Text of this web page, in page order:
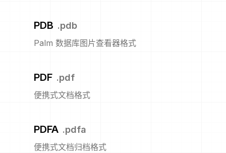
PDB .pdb
Palm 数据库图片查看器格式
PDF .pdf
便携式文档格式
PDFA .pdfa
便携式文档归档格式